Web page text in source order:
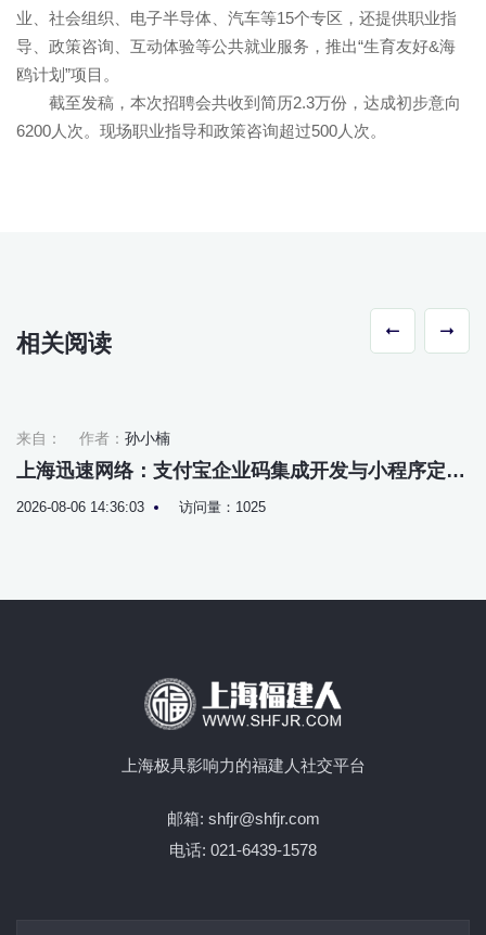
业、社会组织、电子半导体、汽车等15个专区，还提供职业指
导、政策咨询、互动体验等公共就业服务，推出“生育友好&海
鸥计划”项目。
截至发稿，本次招聘会共收到简历2.3万份，达成初步意向
6200人次。现场职业指导和政策咨询超过500人次。
相关阅读
来自： 作者： 孙小楠
上海迅速网络：支付宝企业码集成开发与小程序定制
解决方案
2026-08-06 14:36:03 访问量：1025
上海极具影响力的福建人社交平台
邮箱: shfjr@shfjr.com
电话: 021-6439-1578